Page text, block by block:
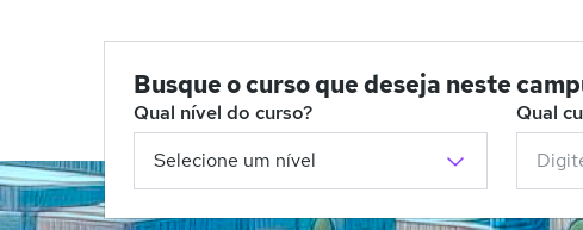
Busque o curso que deseja neste
Qual nível do curso? Qual